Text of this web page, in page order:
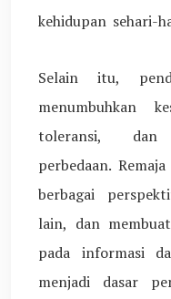
kehidupan sehari-
Selain itu,
menumbuhkan
toleransi, dan
perbedaan.
berbagai
lain, dan
pada informasi
menjadi dasar